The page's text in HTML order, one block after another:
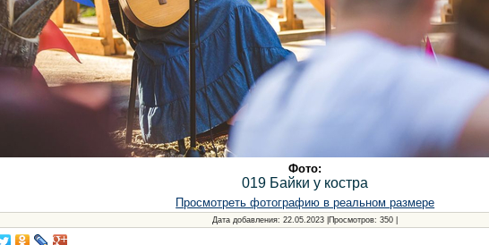
Фото:
019 Байки у костра
Просмотреть фотографию в реальном размере
Дата добавления: 22.05.2023 | Просмотров: 350 |